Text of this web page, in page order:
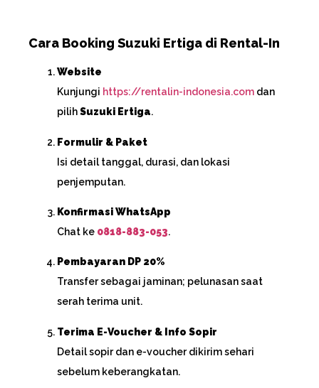
Cara Booking Suzuki Ertiga di Rental-In
Website
Kunjungi https://rentalin-indonesia.com dan
pilihSuzuki Ertiga.
Formulir & Paket
Isi detail tanggal, durasi, dan lokasi
penjemputan.
Konfirmasi WhatsApp
Chat ke 0818-883-053.
Pembayaran DP 20%
Transfer sebagai jaminan; pelunasan saat
serah terima unit.
Terima E-Voucher & Info Sopir
Detail sopir dan e-voucher dikirim sehari
sebelum keberangkatan.